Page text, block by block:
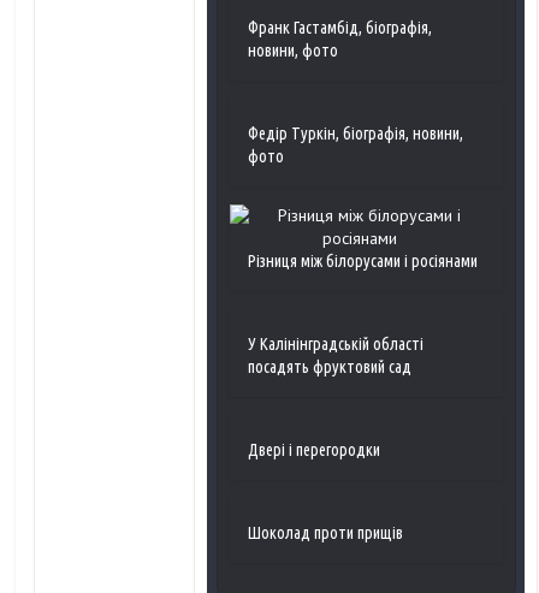
Франк Гастамбід, біографія,
новини, фото
Федір Туркін, біографія, новини,
фото
Різниця між білорусами і росіянами
У Калінінградській області
посадять фруктовий сад
Двері і перегородки
Шоколад проти прищів